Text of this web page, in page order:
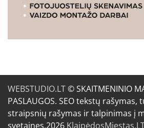
WEBSTUDIO.LT© SKAITMENINIO
PASLAUGOS. SEO tekstų
straipsnių rašymas ir talpinimas į
svetaines.2026